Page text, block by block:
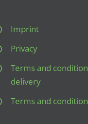
Imprint
Privacy
Terms and
delivery
Terms and